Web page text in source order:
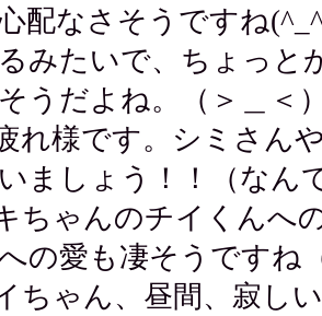
配なさそうですね
みたいで、ちょっと
うだよね。（＞＿＜
れ様です。シミさん
ましょう！！（なん
ちゃんのチイくんへ
の愛も凄そうですね
ちゃん、昼間、寂